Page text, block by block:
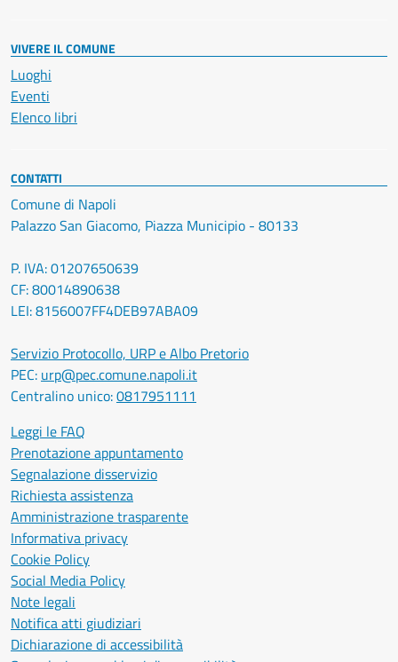
VIVERE IL COMUNE
Luoghi
Eventi
Elenco libri
CONTATTI
Comune di Napoli
Palazzo San Giacomo, Piazza Municipio - 80133
P. IVA: 01207650639
CF: 80014890638
LEI: 8156007FF4DEB97ABA09
Servizio Protocollo, URP e Albo Pretorio
PEC: urp@pec.comune.napoli.it
Centralino unico:0817951111
Leggi le FAQ
Prenotazione appuntamento
Segnalazione disservizio
Richiesta assistenza
Amministrazione trasparente
Informativa privacy
Cookie Policy
Social Media Policy
Note legali
Notifica atti giudiziari
Dichiarazione di accessibilità